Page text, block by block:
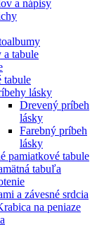
a nápisy
a tabule
tabule
lásky
Drevený príbeh
lásky
Farebný príbeh
lásky
pamiatkové tabule
tabuľa
a závesné srdcia
na peniaze